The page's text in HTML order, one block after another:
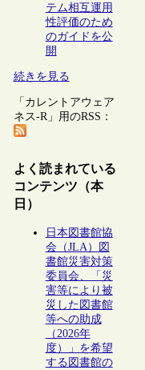
テム相互運用
性評価のため
のガイドを公
開
続きを見る
「カレントアウェア
ネス-R」用のRSS：
よく読まれている
コンテンツ（本
日）
日本図書館協
会（JLA）図
書館災害対策
委員会、「災
害等により被
災した図書館
等への助成
（2026年
度）」を希望
する図書館の